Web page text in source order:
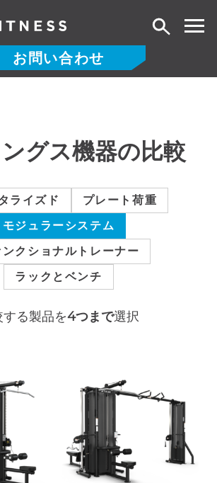
お問い合わせ
検
グス機器の比較
ライズド
プレート荷重
モジュラーシステム
ンクショナルトレーナー
ラックとベンチ
する製品を4つまで選択